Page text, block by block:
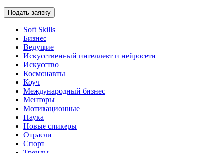
Подать заявку
Soft Skills
Бизнес
Ведущие
Искусственный интеллект и нейросети
Искусство
Космонавты
Коуч
Международный бизнес
Менторы
Мотивационные
Наука
Новые спикеры
Отрасли
Спорт